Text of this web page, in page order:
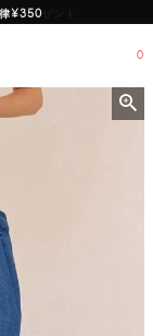
プレゼント
0